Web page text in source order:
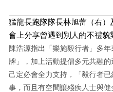
猛龍長跑隊隊長林旭蕾（右
會上分享曾遇到別人的不禮
陳浩源指出「樂施毅行者」多
牌」，加上活動提倡多元共融
己定必會全力支持，「毅行者
事，而且有空間讓殘疾人士與